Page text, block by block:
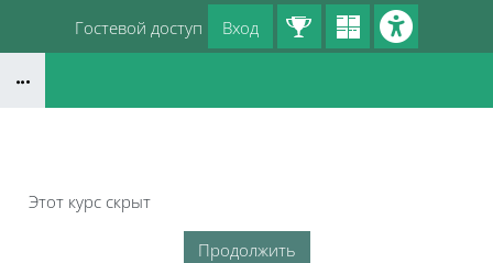
Перейти к основному содержанию
Гостевой доступ
Вход
Этот курс скрыт
Продолжить